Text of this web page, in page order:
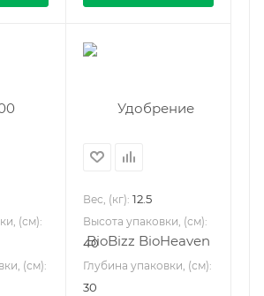
(см):
(см):
Вес, (кг): 12.5
Высота упаковки, (см):
40
Глубина упаковки, (см):
30